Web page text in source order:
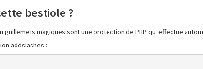
bestiole ?
guillemets magiques sont une protection de PHP qui effectue
addslashes :